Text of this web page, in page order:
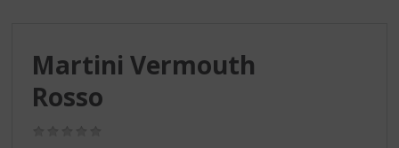
Martini Vermouth
Rosso